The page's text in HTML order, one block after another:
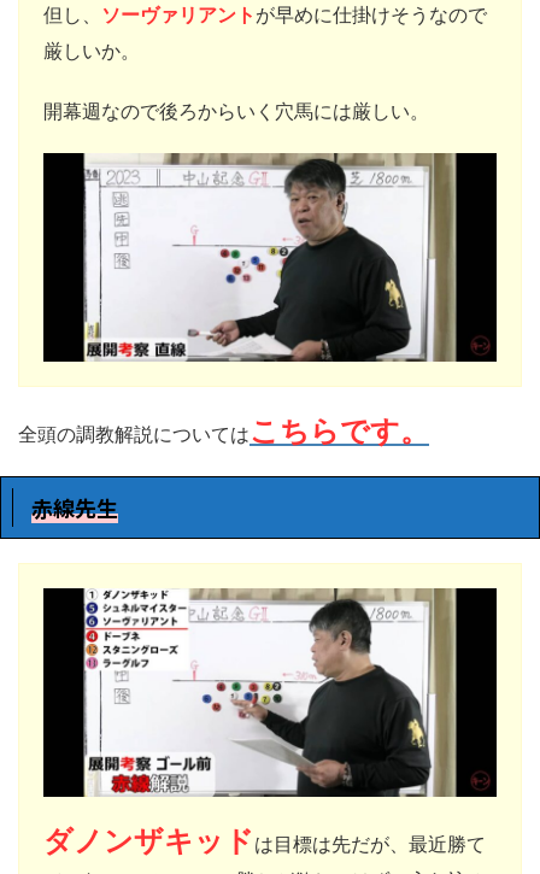
但し、 ソーヴァリアント が早めに仕掛けそうなので
厳しいか。
開幕週なので後ろからいく穴馬には厳しい。
全頭の調教解説についてはこちらです。
赤線先生
ダノンザキッド は目標は先だが、最近勝て